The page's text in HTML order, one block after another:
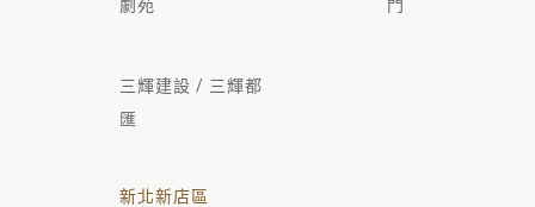
劇苑
門
三輝建設 / 三輝都
匯
新北新店區